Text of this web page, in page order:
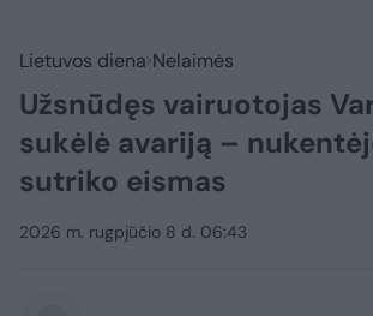
Lietuvos diena Nelaimės
Užsnūdęs vairuotojas
sukėlė avariją –
sutriko eismas
2026 m. rugpjūčio 8 d. 06:43